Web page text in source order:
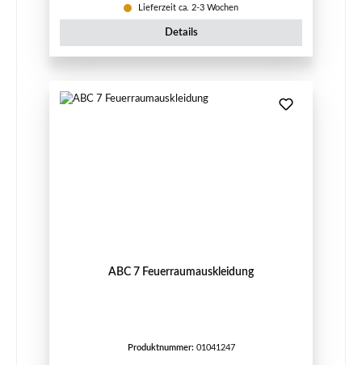
Lieferzeit ca. 2-3 Wochen
Details
ABC 7 Feuerraumauskleidung
Produktnummer: 01041247